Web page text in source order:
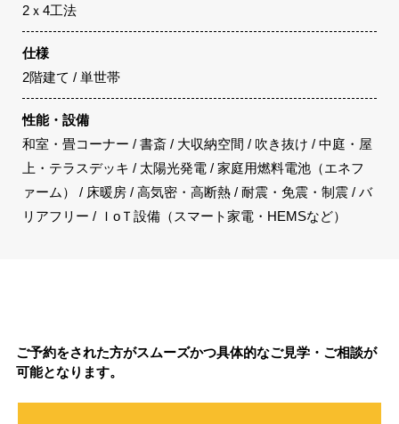
2ｘ4工法
仕様
2階建て / 単世帯
性能・設備
和室・畳コーナー / 書斎 / 大収納空間 / 吹き抜け / 中庭・屋
上・テラスデッキ / 太陽光発電 / 家庭用燃料電池（エネフ
ァーム） / 床暖房 / 高気密・高断熱 / 耐震・免震・制震 / バ
リアフリー / ＩoＴ設備（スマート家電・HEMSなど）
ご予約をされた方がスムーズかつ具体的なご見学・ご相談が
可能となります。